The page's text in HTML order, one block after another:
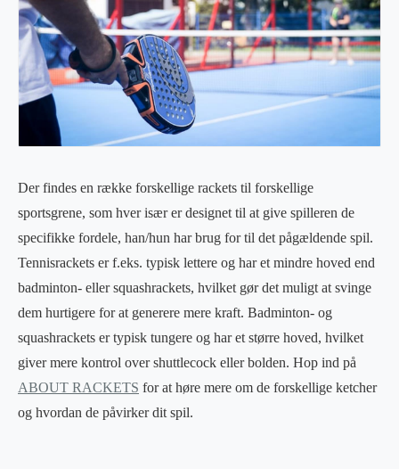
Der findes en række forskellige rackets til forskellige
sportsgrene, som hver især er designet til at give spilleren de
specifikke fordele, han/hun har brug for til det pågældende spil.
Tennisrackets er f.eks. typisk lettere og har et mindre hoved end
badminton- eller squashrackets, hvilket gør det muligt at svinge
dem hurtigere for at generere mere kraft. Badminton- og
squashrackets er typisk tungere og har et større hoved, hvilket
giver mere kontrol over shuttlecock eller bolden. Hop ind på
ABOUT RACKETS for at høre mere om de forskellige ketcher
og hvordan de påvirker dit spil.